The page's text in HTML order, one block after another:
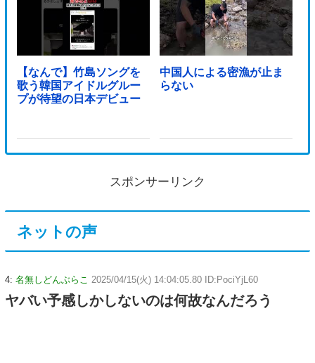
【なんで】竹島ソングを
歌う韓国アイドルグルー
プが待望の日本デビュー
中国人による密漁が止ま
らない
スポンサーリンク
ネットの声
4: 名無しどんぶらこ 2025/04/15(火) 14:04:05.80 ID:PociYjL60
ヤバい予感しかしないのは何故なんだろう